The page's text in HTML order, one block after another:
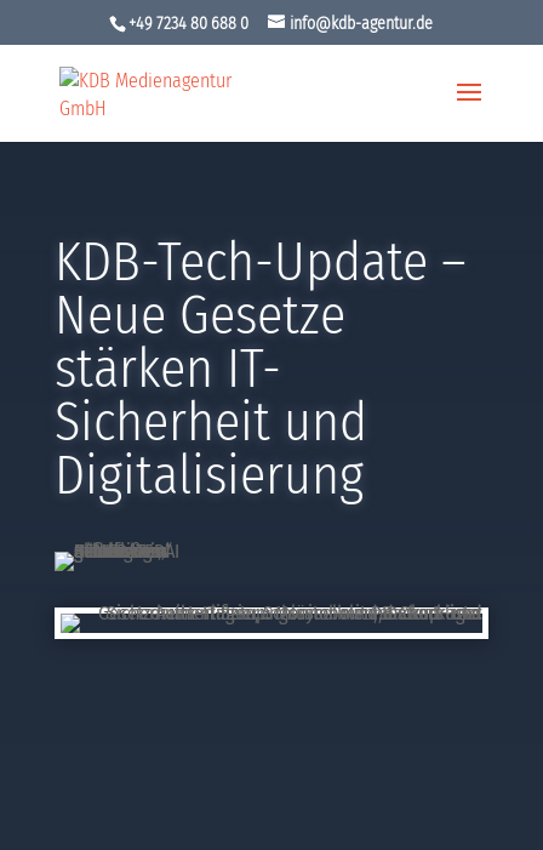
+49 7234 80 688 0 info@kdb-agentur.de
KDB-Tech-Update –
Neue Gesetze
stärken IT-
Sicherheit und
Digitalisierung